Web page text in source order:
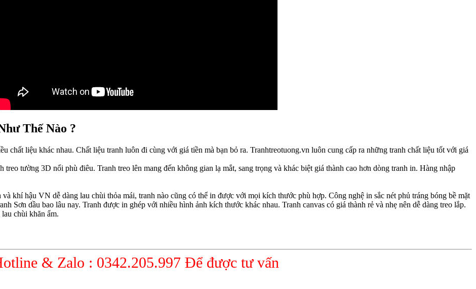
Thế Nào ?
chất liệu khác nhau. Chất liệu tranh luôn đi cùng với giá tiền mà bạn bỏ ra. Tranhtreotuong.vn luôn cung cấp ra những tranh chất liệu tốt với giá
tường 3D nổi phù điêu. Tranh treo lên mang đến không gian lạ mắt, sang trọng và khác biệt giá thành cao hơn dòng tranh in. Hàng nhập
khí hậu VN dễ dàng lau chùi thỏa mái, tranh nào cũng có thể in được với mọi kích thước phù hợp. Công nghệ in sắc nét phủ tráng bóng bề mặt
Sơn dầu bao lâu nay. Tranh được in ghép với nhiều hình ảnh kích thước khác nhau. Tranh canvas có giá thành rẻ và nhẹ nên dễ dàng treo lắp.
chùi khăn ẩm.
& Zalo : 0342.205.997 Để được tư vấn